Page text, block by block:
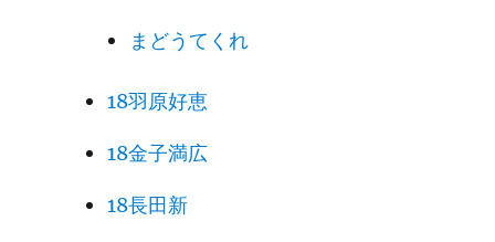
まどうてくれ
18羽原好恵
18金子満広
18長田新